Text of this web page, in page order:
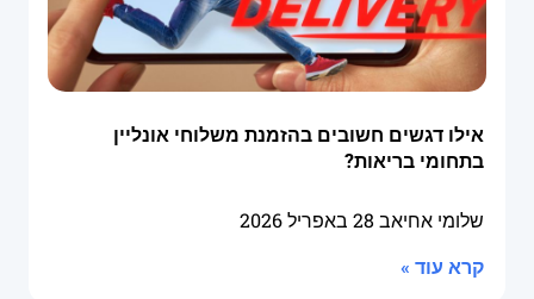
אילו דגשים חשובים בהזמנת משלוחי אונליין
בתחומי בריאות?
שלומי אחיאב 28 באפריל 2026
קרא עוד »